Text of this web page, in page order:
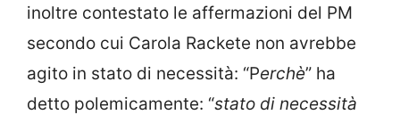
inoltre contestato le affermazioni del PM
secondo cui Carola Rackete non avrebbe
agito in stato di necessità: “Perchè” ha
detto polemicamente: “stato di necessità